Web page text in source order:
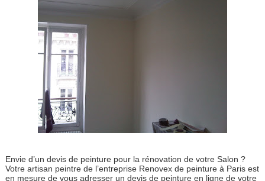
Envie d’un devis de peinture pour la rénovation de votre Salon ?
Votre artisan peintre de l’entreprise Renovex de peinture à Paris est
en mesure de vous adresser un devis de peinture en ligne de votre